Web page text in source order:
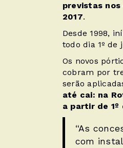
previstas
2017.
Desde 1998,
todo dia 1º de
Os novos
cobram por
serão
até cai: na
a partir de 1º
“As
com